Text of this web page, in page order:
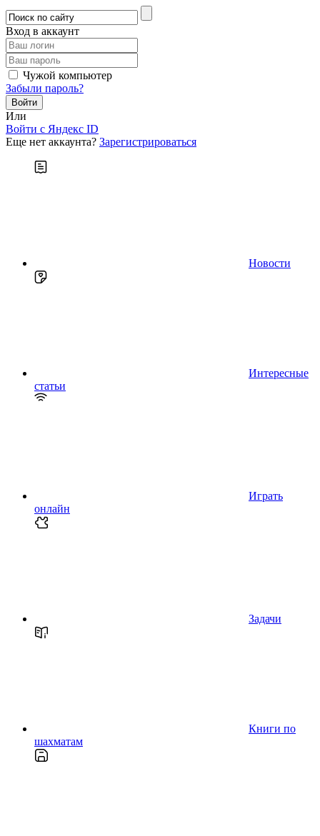
Вход в аккаунт
Чужой компьютер
Забыли пароль?
Или
Войти c Яндекс ID
Еще нет аккаунта? Зарегистрироваться
Новости
Интересные
статьи
Играть
онлайн
Задачи
Книги по
шахматам